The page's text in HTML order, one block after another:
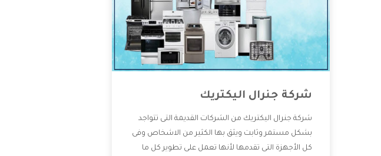
شركة جنرال اليكتريك
شركة جنرال اليكتريك من الشركات القديمة التى تتواجد
بشكل مستمر وثابت ويثق بها الكثير من الاشخاص وفى
كل الأجهزة التى تقدمها لأنها تعمل على تطوير كل ما